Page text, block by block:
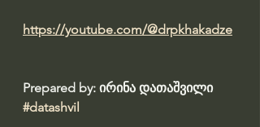
https://youtube.com/@drpkhakadze
Prepared by: ირინა დათაშვილი
#datashvil